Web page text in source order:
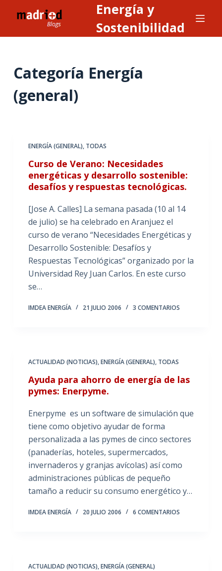
l
Energía y
Sostenibilidad
Categoría Energía
(general)
ENERGÍA (GENERAL), TODAS
Curso de Verano: Necesidades
energéticas y desarrollo sostenible:
desafíos y respuestas tecnológicas.
[Jose A. Calles] La semana pasada (10 al 14
de julio) se ha celebrado en Aranjuez el
curso de verano “Necesidades Energéticas y
Desarrollo Sostenible: Desafíos y
Respuestas Tecnológicas” organizado por la
Universidad Rey Juan Carlos. En este curso
se…
IMDEA ENERGÍA 21 JULIO 2006 3 COMENTARIOS
ACTUALIDAD (NOTICIAS),ENERGÍA (GENERAL), TODAS
Ayuda para ahorro de energía de las
pymes: Enerpyme.
Enerpyme es un software de simulación que
tiene como objetivo ayudar de forma
personalizada a las pymes de cinco sectores
(panaderías, hoteles, supermercados,
invernaderos y granjas avícolas) así como
administraciones públicas de pequeño
tamaño a reducir su consumo energético y…
IMDEA ENERGÍA 20 JULIO 2006 6 COMENTARIOS
ACTUALIDAD (NOTICIAS),ENERGÍA (GENERAL)